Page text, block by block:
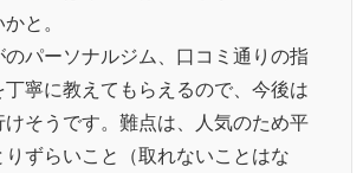
と。
パーソナルジム、口コミ通りの指
寧に教えてもらえるので、今後は
けそうです。難点は、人気のため平
りずらいこと（取れないことはな